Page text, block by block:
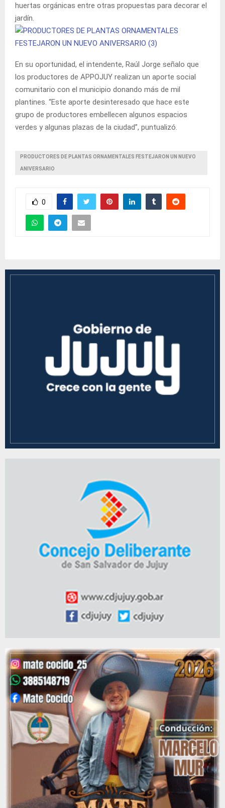
huertas orgánicas entre otras propuestas para decorar el
jardín.
En su oportunidad, el intendente, Raúl Jorge señalo que
los productores de APPOJUY realizan un aporte social
comunitario con el municipio donando más de mil
plantines. “Este aporte desinteresado que hace este
grupo de productores embellecen algunos espacios
verdes y algunas plazas de la ciudad”, puntualizó.
PRODUCTORES DE PLANTAS ORNAMENTALES FESTEJARON UN NUEVO
ANIVERSARIO
0